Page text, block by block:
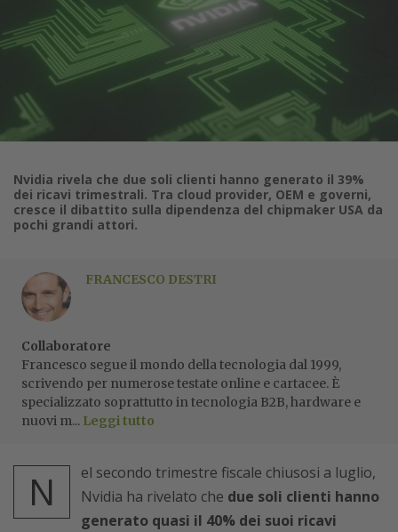
Nvidia rivela che due soli clienti hanno generato il 39%
dei ricavi trimestrali. Tra cloud provider, OEM e governi,
cresce il dibattito sulla dipendenza del chipmaker USA da
pochi grandi attori.
FRANCESCO DESTRI
Collaboratore
Francesco segue il mondo della tecnologia dal 1999,
scrivendo per numerose testate online e cartacee. È
specializzato soprattutto in tecnologia B2B, hardware e
nuovi m... Leggi tutto
N
el secondo trimestre fiscale chiusosi a luglio,
Nvidia ha rivelato che due soli clienti hanno
generato quasi il 40% dei suoi ricavi